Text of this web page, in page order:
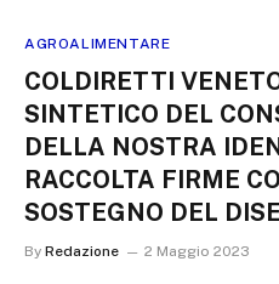
AGROALIMENTARE
COLDIRETTI
SINTETICO DEL
DELLA NOSTRA
RACCOLTA FIRME
SOSTEGNO DEL
By Redazione 2 Maggio 2023